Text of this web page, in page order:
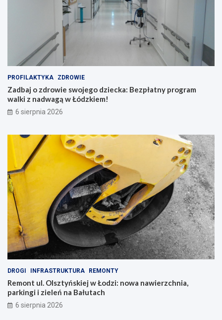
PROFILAKTYKA ZDROWIE
Zadbaj o zdrowie swojego dziecka: Bezpłatny program
walki z nadwagą w Łódzkiem!
6 sierpnia 2026
DROGI INFRASTRUKTURA REMONTY
Remont ul. Olsztyńskiej w Łodzi: nowa nawierzchnia,
parkingi i zieleń na Bałutach
6 sierpnia 2026